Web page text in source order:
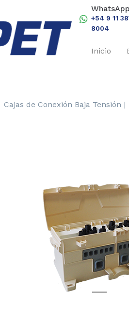
WhatsApp
+54 9 11
8004
Inicio
Cajas de Conexión Baja Tensión |
Previous